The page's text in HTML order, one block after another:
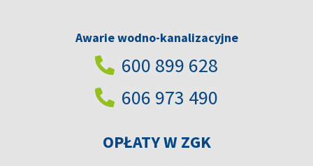
Awarie wodno-kanalizacyjne
600 899 628
606 973 490
OPŁATY W ZGK